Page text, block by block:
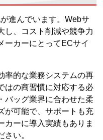
進んでいます。Webサ
し、コスト削減や競争力
ーカーにとってECサイ
率的な業務システムの再
はの商習慣に対応する必
バッグ業界に合わせた柔
が可能で、サポートも充
カーに導入実績もありま
い。